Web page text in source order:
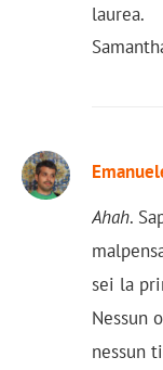
laurea.
Ahah.
sei la
Nessun
nessun